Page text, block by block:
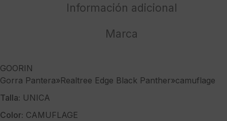
Información adicional
Marca
GOORIN
Gorra Pantera»Realtree Edge Black Panther»camuflage
Talla: UNICA
Color: CAMUFLAGE